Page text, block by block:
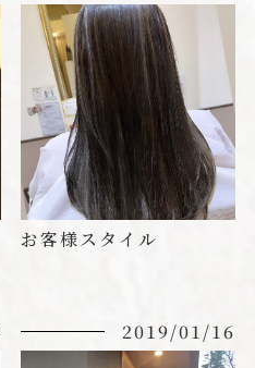
お客様スタイル
2019/01/16